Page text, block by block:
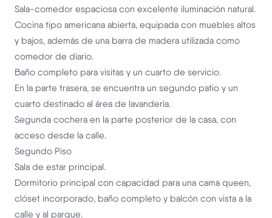
Sala-comedor espaciosa con excelente iluminación natural.
Cocina tipo americana abierta, equipada con muebles altos
y bajos, además de una barra de madera utilizada como
comedor de diario.
Baño completo para visitas y un cuarto de servicio.
En la parte trasera, se encuentra un segundo patio y un
cuarto destinado al área de lavandería.
Segunda cochera en la parte posterior de la casa, con
acceso desde la calle.
Segundo Piso
Sala de estar principal.
Dormitorio principal con capacidad para una cama queen,
clóset incorporado, baño completo y balcón con vista a la
calle y al parque.